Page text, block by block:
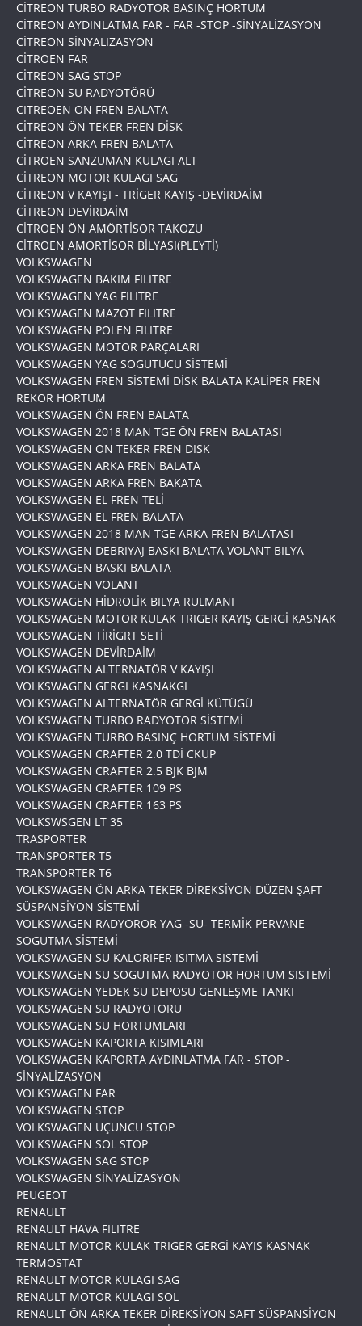
CİTREON TURBO RADYOTOR BASINÇ HORTUM
CİTREON AYDINLATMA FAR - FAR -STOP -SİNYALİZASYON
CİTREON SİNYALIZASYON
CİTROEN FAR
CİTREON SAG STOP
CİTREON SU RADYOTÖRÜ
CITREOEN ON FREN BALATA
CİTREON ÖN TEKER FREN DİSK
CİTREON ARKA FREN BALATA
CİTROEN SANZUMAN KULAGI ALT
CİTREON MOTOR KULAGI SAG
CİTREON V KAYIŞI - TRİGER KAYIŞ -DEVİRDAİM
CİTREON DEVİRDAİM
CİTROEN ÖN AMÖRTİSOR TAKOZU
CİTROEN AMORTİSOR BİLYASI(PLEYTİ)
VOLKSWAGEN
VOLKSWAGEN BAKIM FILITRE
VOLKSWAGEN YAG FILITRE
VOLKSWAGEN MAZOT FILITRE
VOLKSWAGEN POLEN FILITRE
VOLKSWAGEN MOTOR PARÇALARI
VOLKSWAGEN YAG SOGUTUCU SİSTEMİ
VOLKSWAGEN FREN SİSTEMİ DİSK BALATA KALİPER FREN
REKOR HORTUM
VOLKSWAGEN ÖN FREN BALATA
VOLKSWAGEN 2018 MAN TGE ÖN FREN BALATASI
VOLKSWAGEN ON TEKER FREN DISK
VOLKSWAGEN ARKA FREN BALATA
VOLKSWAGEN ARKA FREN BAKATA
VOLKSWAGEN EL FREN TELİ
VOLKSWAGEN EL FREN BALATA
VOLKSWAGEN 2018 MAN TGE ARKA FREN BALATASI
VOLKSWAGEN DEBRIYAJ BASKI BALATA VOLANT BILYA
VOLKSWAGEN BASKI BALATA
VOLKSWAGEN VOLANT
VOLKSWAGEN HİDROLİK BILYA RULMANI
VOLKSWAGEN MOTOR KULAK TRIGER KAYIŞ GERGİ KASNAK
VOLKSWAGEN TİRİGRT SETİ
VOLKSWAGEN DEVİRDAİM
VOLKSWAGEN ALTERNATÖR V KAYIŞI
VOLKSWAGEN GERGI KASNAKGI
VOLKSWAGEN ALTERNATÖR GERGİ KÜTÜGÜ
VOLKSWAGEN TURBO RADYOTOR SİSTEMİ
VOLKSWAGEN TURBO BASINÇ HORTUM SİSTEMİ
VOLKSWAGEN CRAFTER 2.0 TDİ CKUP
VOLKSWAGEN CRAFTER 2.5 BJK BJM
VOLKSWAGEN CRAFTER 109 PS
VOLKSWAGEN CRAFTER 163 PS
VOLKSWSGEN LT 35
TRASPORTER
TRANSPORTER T5
TRANSPORTER T6
VOLKSWAGEN ÖN ARKA TEKER DİREKSİYON DÜZEN ŞAFT
SÜSPANSİYON SİSTEMİ
VOLKSWAGEN RADYOROR YAG -SU- TERMİK PERVANE
SOGUTMA SİSTEMİ
VOLKSWAGEN SU KALORIFER ISITMA SISTEMİ
VOLKSWAGEN SU SOGUTMA RADYOTOR HORTUM SISTEMİ
VOLKSWAGEN YEDEK SU DEPOSU GENLEŞME TANKI
VOLKSWAGEN SU RADYOTORU
VOLKSWAGEN SU HORTUMLARI
VOLKSWAGEN KAPORTA KISIMLARI
VOLKSWAGEN KAPORTA AYDINLATMA FAR - STOP -
SİNYALİZASYON
VOLKSWAGEN FAR
VOLKSWAGEN STOP
VOLKSWAGEN ÜÇÜNCÜ STOP
VOLKSWAGEN SOL STOP
VOLKSWAGEN SAG STOP
VOLKSWAGEN SİNYALİZASYON
PEUGEOT
RENAULT
RENAULT HAVA FILITRE
RENAULT MOTOR KULAK TRIGER GERGİ KAYIS KASNAK
TERMOSTAT
RENAULT MOTOR KULAGI SAG
RENAULT MOTOR KULAGI SOL
RENAULT ÖN ARKA TEKER DİREKSİYON SAFT SÜSPANSİYON